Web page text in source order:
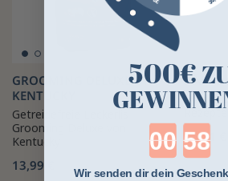
GROOMING DELUXE BY
KENTUCKY
Getreidefreie Leckerlis
Grooming Deluxe von
Kentucky
13,99 €
HAPPY
15,21 €
500€
Wir senden dir dein